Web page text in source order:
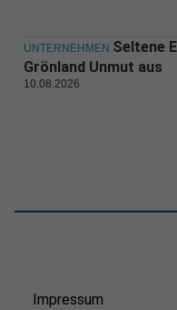
UNTERNEHMEN Seltene
Grönland Unmut aus
10.08.2026
Impressum